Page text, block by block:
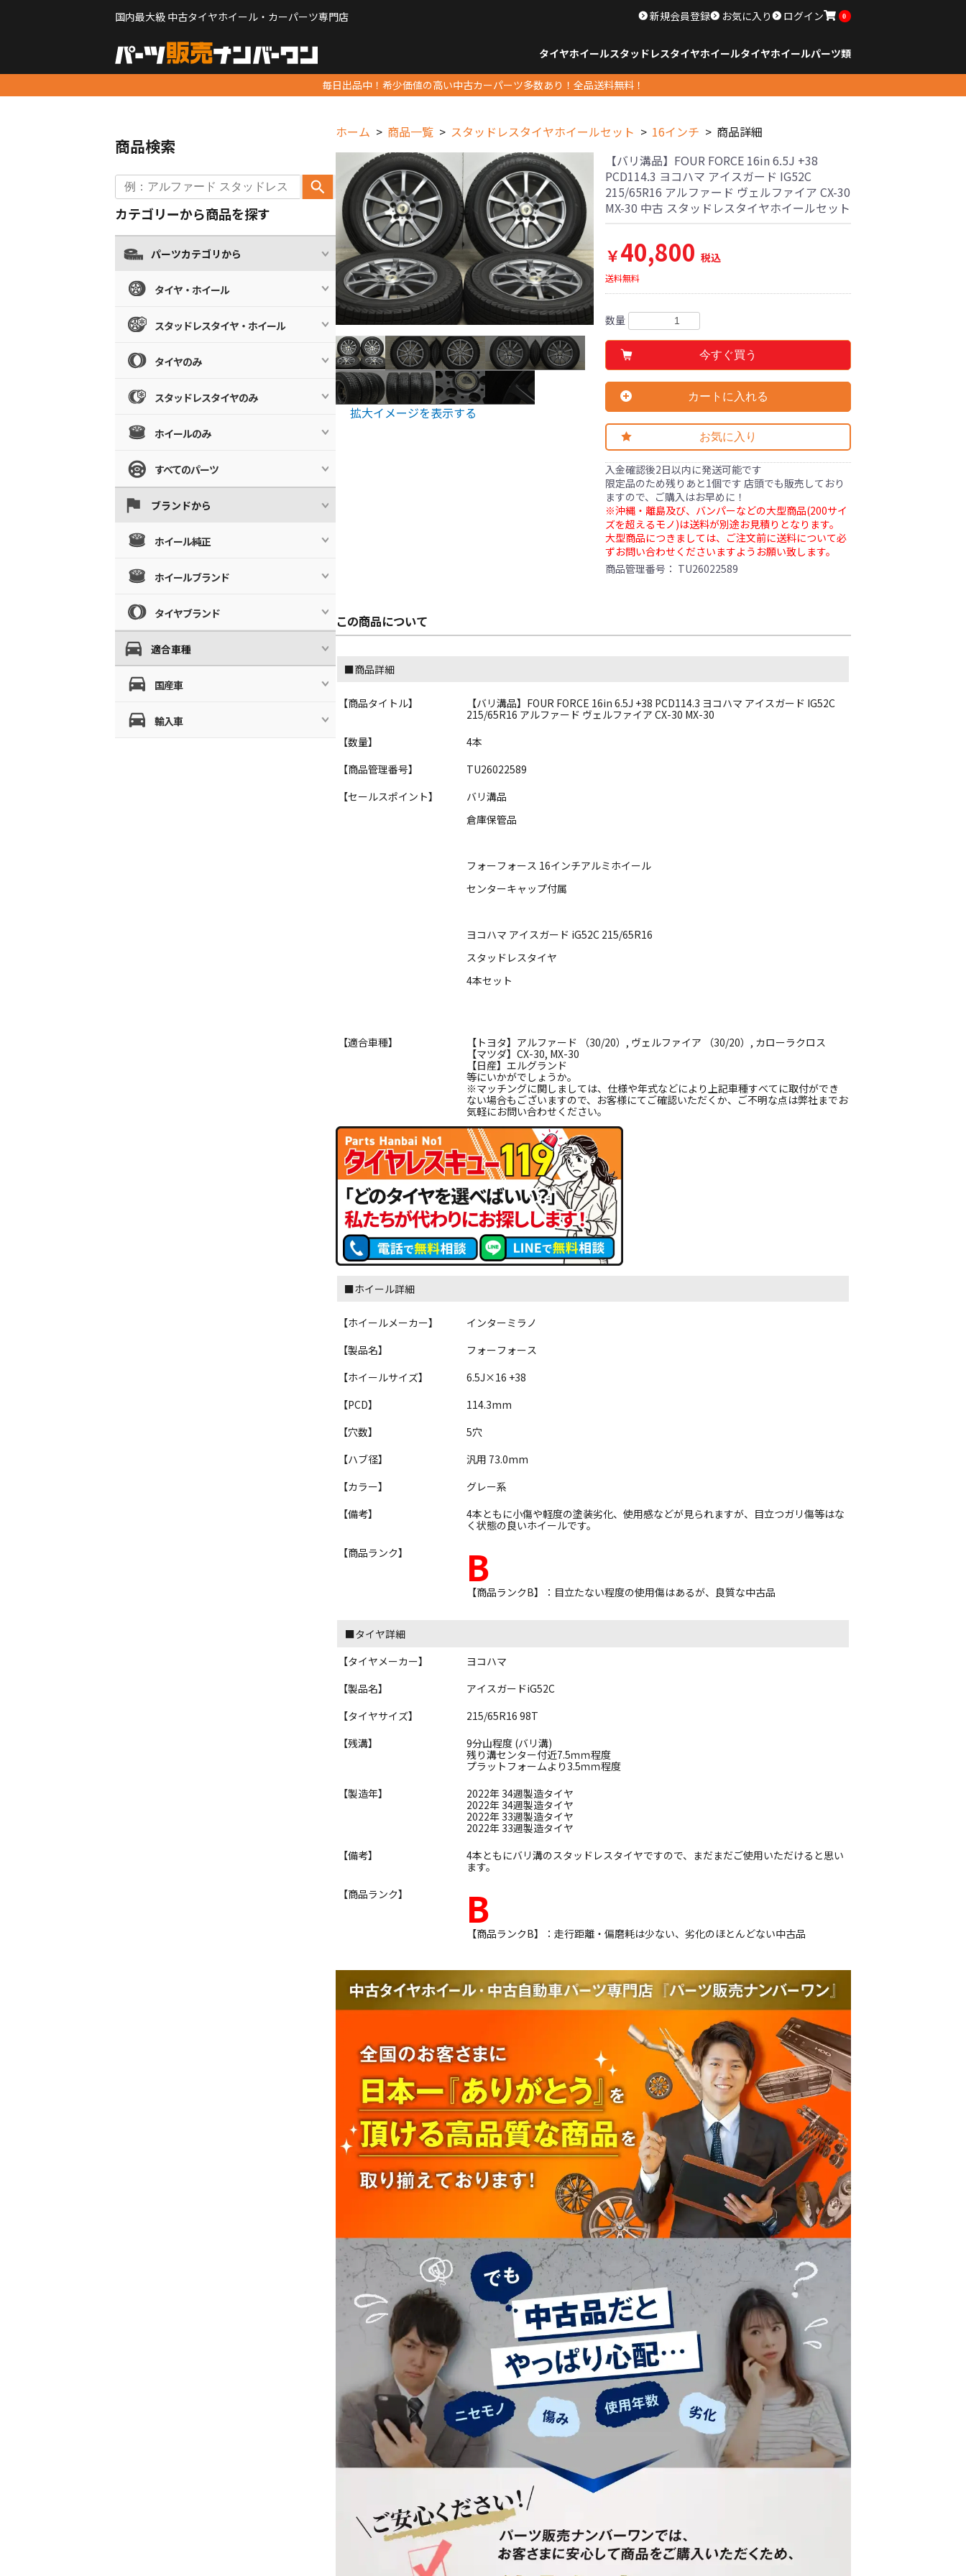
国内最大級 中古タイヤホイール・カーパーツ専門店 新規会員登録 お気に入り ログイン 0
タイヤホイールスタッドレスタイヤホイールタイヤホイールパーツ類
毎日出品中！希少価値の高い中古カーパーツ多数あり！全品送料無料！
ホーム 商品一覧 スタッドレスタイヤホイールセット 16インチ 商品詳細
拡大イメージを表示する
【バリ溝品】FOUR FORCE 16in 6.5J +38
PCD114.3 ヨコハマ アイスガード IG52C
215/65R16 アルファード ヴェルファイア CX-30
MX-30 中古 スタッドレスタイヤホイールセット
￥40,800 税込
送料無料
数量
今すぐ買う
カートに入れる
お気に入り
入金確認後2日以内に発送可能です
限定品のため残りあと1個です 店頭でも販売しており
ますので、ご購入はお早めに！
※沖縄・離島及び、バンパーなどの大型商品(200サイ
ズを超えるモノ)は送料が別途お見積りとなります。
大型商品につきましては、ご注文前に送料について必
ずお問い合わせくださいますようお願い致します。
商品管理番号： TU26022589
この商品について
■商品詳細
【商品タイトル】
【バリ溝品】FOUR FORCE 16in 6.5J +38 PCD114.3 ヨコハマ アイスガード IG52C
215/65R16 アルファード ヴェルファイア CX-30 MX-30
【数量】
4本
【商品管理番号】
TU26022589
【セールスポイント】
バリ溝品
倉庫保管品
フォーフォース 16インチアルミホイール
センターキャップ付属
ヨコハマ アイスガード iG52C 215/65R16
スタッドレスタイヤ
4本セット
【適合車種】
【トヨタ】アルファード （30/20）, ヴェルファイア （30/20）, カローラクロス
【マツダ】CX-30, MX-30
【日産】エルグランド
等にいかがでしょうか。
※マッチングに関しましては、仕様や年式などにより上記車種すべてに取付ができ
ない場合もございますので、お客様にてご確認いただくか、ご不明な点は弊社までお
気軽にお問い合わせください。
■ホイール詳細
【ホイールメーカー】
インターミラノ
【製品名】
フォーフォース
【ホイールサイズ】
6.5J×16 +38
【PCD】
114.3mm
【穴数】
5穴
【ハブ径】
汎用 73.0mm
【カラー】
グレー系
【備考】
4本ともに小傷や軽度の塗装劣化、使用感などが見られますが、目立つガリ傷等はな
く状態の良いホイールです。
【商品ランク】
B
【商品ランクB】：目立たない程度の使用傷はあるが、良質な中古品
■タイヤ詳細
【タイヤメーカー】
ヨコハマ
【製品名】
アイスガードiG52C
【タイヤサイズ】
215/65R16 98T
【残溝】
9分山程度 (バリ溝)
残り溝センター付近7.5ｍｍ程度
プラットフォームより3.5ｍｍ程度
【製造年】
2022年 34週製造タイヤ
2022年 34週製造タイヤ
2022年 33週製造タイヤ
2022年 33週製造タイヤ
【備考】
4本ともにバリ溝のスタッドレスタイヤですので、まだまだご使用いただけると思い
ます。
【商品ランク】
B
【商品ランクB】：走行距離・偏磨耗は少ない、劣化のほとんどない中古品
商品検索
カテゴリーから商品を探す
パーツカテゴリから
タイヤ・ホイール
スタッドレスタイヤ・ホイール
タイヤのみ
スタッドレスタイヤのみ
ホイールのみ
すべてのパーツ
ブランドから
ホイール純正
ホイールブランド
タイヤブランド
適合車種
国産車
輸入車